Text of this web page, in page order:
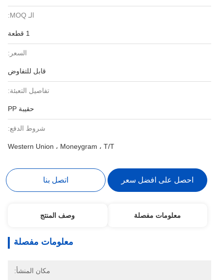
الـ MOQ:
1 قطعة
السعر:
قابل للتفاوض
تفاصيل التعبئة:
حقيبة PP
شروط الدفع:
Western Union ، Moneygram ، T/T
احصل على افضل سعر اتصل بنا
معلومات مفصلة وصف المنتج
معلومات مفصلة
مكان المنشأ: